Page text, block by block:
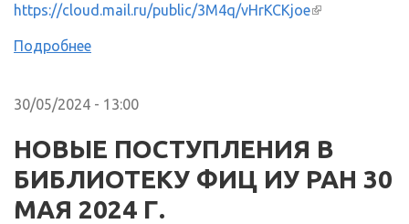
https://cloud.mail.ru/public/3M4q/vHrKCKjoe(внешняя
Подробнее
30/05/2024 - 13:00
НОВЫЕ ПОСТУПЛЕНИЯ В
БИБЛИОТЕКУ ФИЦ ИУ РАН 30
МАЯ 2024 Г.